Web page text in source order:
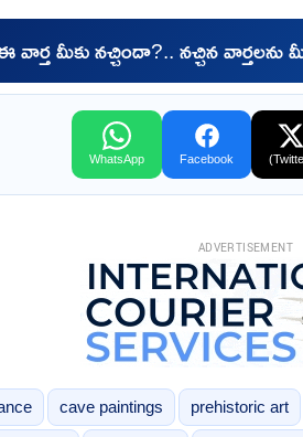
వార్త మీకు నచ్చిందా?.. నచ్చిన
WhatsApp Facebook
ADVERTISEMENT
cave paintings prehistoric art